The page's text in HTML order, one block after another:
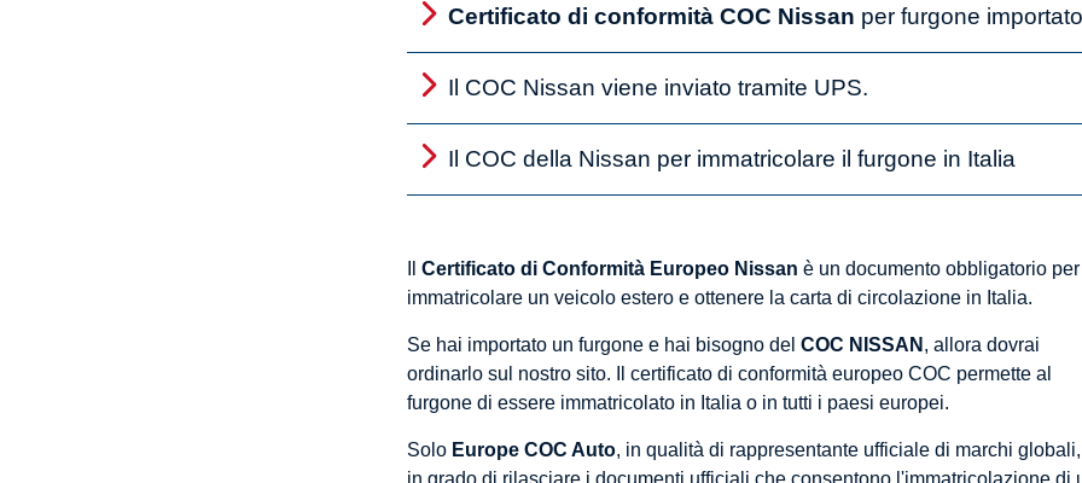
Certificato di conformità COC Nissan per furgone importato
Il COC Nissan viene inviato tramite UPS.
Il COC della Nissan per immatricolare il furgone in Italia
Certificato di Conformità Europeo Nissan è un documento obbligatorio per
immatricolare un veicolo estero e ottenere la carta di circolazione in Italia.
Se hai importato un furgone e hai bisogno del COC NISSAN , allora dovrai
ordinarlo sul nostro sito. Il certificato di conformità europeo COC permette al
furgone di essere immatricolato in Italia o in tutti i paesi europei.
Solo Europe COC Auto, in qualità di rappresentante ufficiale di marchi
in grado di rilasciare i documenti ufficiali che consentono l'immatricolazione di